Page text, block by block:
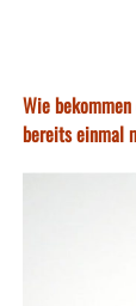
Wie
bereits einmal